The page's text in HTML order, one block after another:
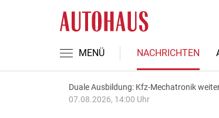
MENÜ NACHRICHTEN
Duale Ausbildung: Kfz-Mechatronik
07.08.2026, 14:00 Uhr